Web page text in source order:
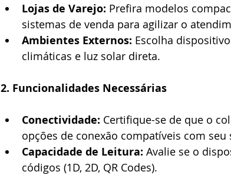
Lojas de Varejo: Prefira modelos
sistemas de venda para agilizar o
Ambientes Externos: Escolha
climáticas e luz solar direta.
2. Funcionalidades Necessárias
Conectividade: Certifique-se de que o
opções de conexão compatíveis com seu
Capacidade de Leitura: Avalie se o
códigos (1D, 2D, QR Codes).